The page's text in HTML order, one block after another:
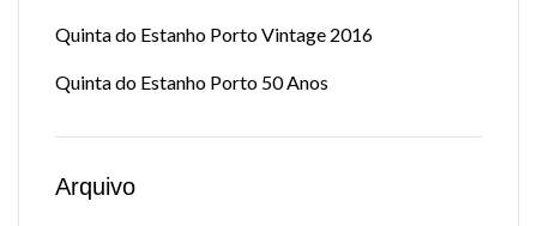
Quinta do Estanho Porto Vintage 2016
Quinta do Estanho Porto 50 Anos
Arquivo